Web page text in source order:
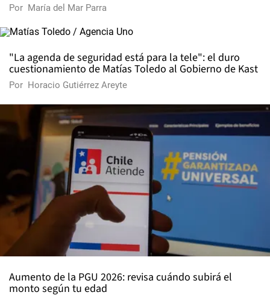
Por María del Mar Parra
"La agenda de seguridad está para la tele": el duro
cuestionamiento de Matías Toledo al Gobierno de Kast
Por Horacio Gutiérrez Areyte
Aumento de la PGU 2026: revisa cuándo subirá el
monto según tu edad